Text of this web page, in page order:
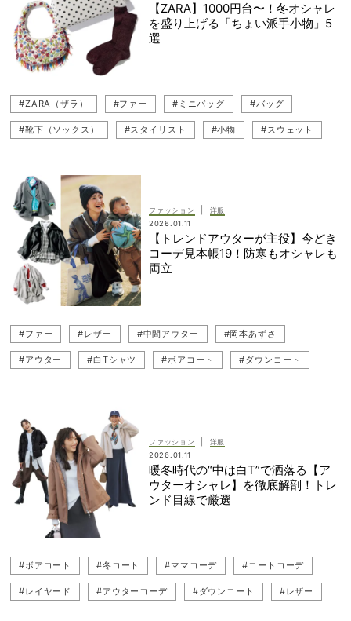
【ZARA】1000円台〜！冬オシャレ
を盛り上げる「ちょい派手小物」5
選
#ZARA（ザラ） #ファー #ミニバッグ #バッグ
#靴下（ソックス） #スタイリスト #小物 #スウェット
ファッション
洋服
2026.01.11
【トレンドアウターが主役】今どき
コーデ見本帳19！防寒もオシャレも
両立
#ファー #レザー #中間アウター #岡本あずさ
#アウター #白Tシャツ #ボアコート #ダウンコート
ファッション
洋服
2026.01.11
暖冬時代の“中は白T”で洒落る【ア
ウターオシャレ】を徹底解剖！トレ
ンド目線で厳選
#ボアコート #冬コート #ママコーデ #コートコーデ
#レイヤード #アウターコーデ #ダウンコート #レザー